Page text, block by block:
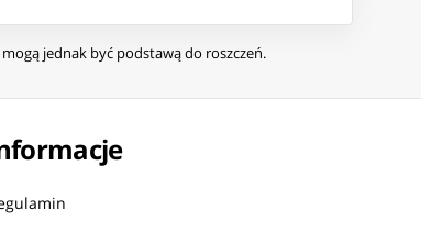
jednak być podstawą do roszczeń.